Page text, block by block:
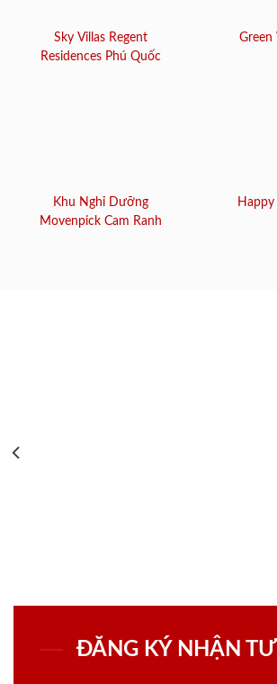
Sky Villas Regent
Residences Phú Quốc
Green
Khu Nghỉ Dưỡng
Movenpick Cam Ranh
ĐĂNG KÝ NHẬN